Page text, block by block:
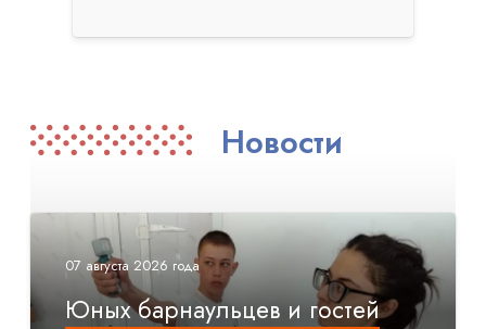
Новости
07 августа 2026 года
Юных барнаульцев и гостей